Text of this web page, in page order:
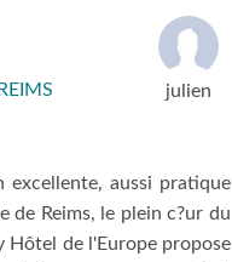
julien
excellente, aussi pratique
de Reims, le plein c?ur du
Hôtel de l'Europe propose